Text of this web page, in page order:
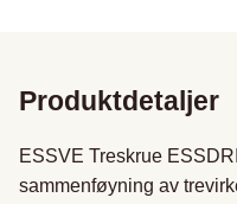
Produktdetaljer
ESSVE Treskrue
sammenføyning av